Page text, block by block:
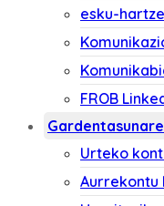
esku-
FROB
Urteko
Aurrekontu